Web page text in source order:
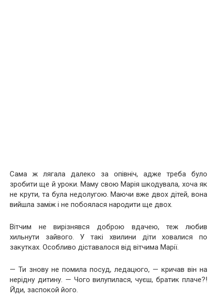
Сама ж лягала далеко за опівніч, адже треба було
зробити ще й уроки. Маму свою Марія шкодувала, хоча як
не крути, та була недолугою. Маючи вже двох дітей, вона
вийшла заміж і не побоялася народити ще двох.
Вітчим не вирізнявся доброю вдачею, теж любив
хильнути зайвого. У такі хвилини діти ховалися по
закутках. Особливо діставалося від вітчима Марії.
— Ти знову не помила посуд, ледацюго, — кричав він на
нерідну дитину. — Чого вилупилася, чуєш, братик плаче?!
Йди, заспокой його.